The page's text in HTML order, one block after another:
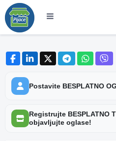
Postavite BESPLATNO
Registrujte BESPLATNO
objavljujte oglase!